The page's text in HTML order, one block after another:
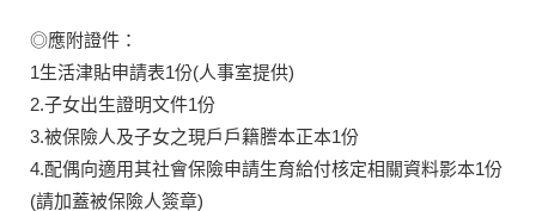
◎應附證件：
1生活津貼申請表1份(人事室提供)
2.子女出生證明文件1份
3.被保險人及子女之現戶戶籍謄本正本1份
4.配偶向適用其社會保險申請生育給付核定相關資料影本1份
(請加蓋被保險人簽章)